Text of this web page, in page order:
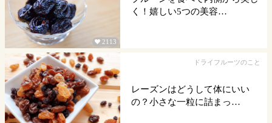
 2113
く！嬉しい5つの美容…
ドライフルーツのこと
レーズンはどうして体にいい
の？小さな一粒に詰まっ…